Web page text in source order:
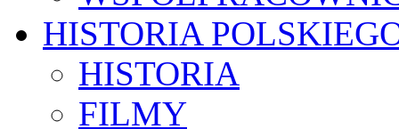
HISTORIA
HISTORIA
FILMY